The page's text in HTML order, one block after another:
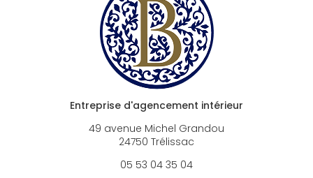
Entreprise d'agencement intérieur
49 avenue Michel Grandou
24750 Trélissac
05 53 04 35 04